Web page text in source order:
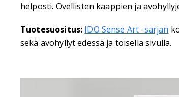
helposti. Ovellisten kaappien ja
Tuotesuositus: IDO Sense Art -sarjan
sekä avohyllyt edessä ja toisella sivulla.